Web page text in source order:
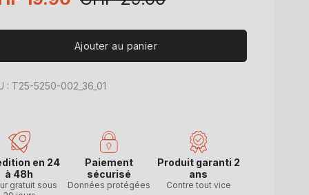
Ajouter au panier
: T25-5250-002_36_01
en 24
à 48h
gratuit sous
Paiement
sécurisé
Données protégées
Produit garanti 2
ans
Contre tout vice